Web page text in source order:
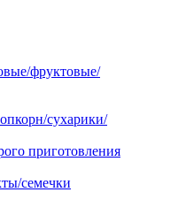
фруктовые/
сухарики/
приготовления
семечки